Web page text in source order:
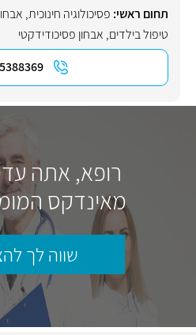
תחום ראשי: פסיכולוגיה חינוכית,
טיפול בילדים, אבחון פסיכודידקטי
רופא, אתה
מאינדקס
שווה לך